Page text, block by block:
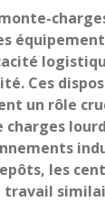
Ces
un rôle
charges
les
travail